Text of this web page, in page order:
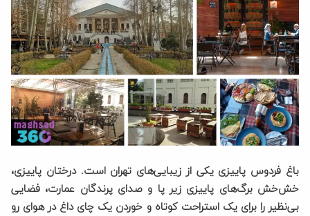
باغ فردوس پاییزی یکی از زیبایی‌های تهران است. درختان پاییزی،
خش‌خش برگ‌های پاییزی زیر پا و صدای پرندگان عمارت، فضایی
بی‌نظیر را برای یک استراحت کوتاه و خوردن یک چای داغ در هوای رو